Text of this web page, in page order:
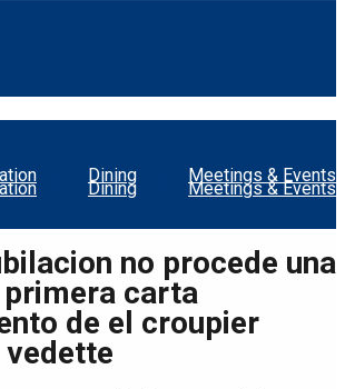
Dining Meetings & Events
Dining Meetings & Events
no procede una
carta
de el croupier